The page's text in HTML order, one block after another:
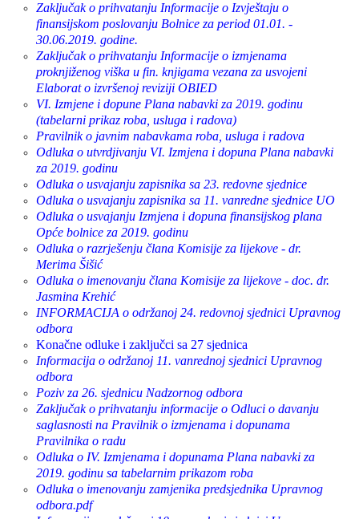
Zaključak o prihvatanju Informacije o Izvještaju o
finansijskom poslovanju Bolnice za period 01.01. -
30.06.2019. godine.
Zaključak o prihvatanju Informacije o izmjenama
proknjiženog viška u fin. knjigama vezana za usvojeni
Elaborat o izvršenoj reviziji OBIED
VI. Izmjene i dopune Plana nabavki za 2019. godinu
(tabelarni prikaz roba, usluga i radova)
Pravilnik o javnim nabavkama roba, usluga i radova
Odluka o utvrdjivanju VI. Izmjena i dopuna Plana nabavki
za 2019. godinu
Odluka o usvajanju zapisnika sa 23. redovne sjednice
Odluka o usvajanju zapisnika sa 11. vanredne sjednice UO
Odluka o usvajanju Izmjena i dopuna finansijskog plana
Opće bolnice za 2019. godinu
Odluka o razrješenju člana Komisije za lijekove - dr.
Merima Šišić
Odluka o imenovanju člana Komisije za lijekove - doc. dr.
Jasmina Krehić
INFORMACIJA o održanoj 24. redovnoj sjednici Upravnog
odbora
Konačne odluke i zaključci sa 27 sjednica
Informacija o održanoj 11. vanrednoj sjednici Upravnog
odbora
Poziv za 26. sjednicu Nadzornog odbora
Zaključak o prihvatanju informacije o Odluci o davanju
saglasnosti na Pravilnik o izmjenama i dopunama
Pravilnika o radu
Odluka o IV. Izmjenama i dopunama Plana nabavki za
2019. godinu sa tabelarnim prikazom roba
Odluka o imenovanju zamjenika predsjednika Upravnog
odbora.pdf